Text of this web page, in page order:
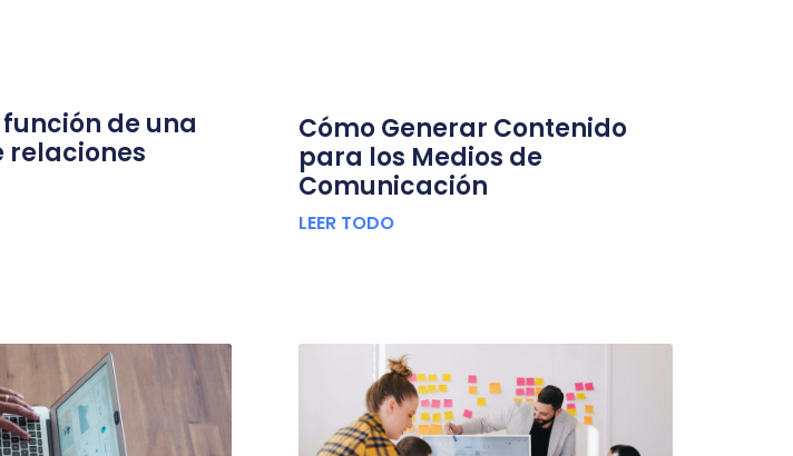
de una
relaciones
Cómo Generar Contenido
para los Medios de
Comunicación
LEER TODO